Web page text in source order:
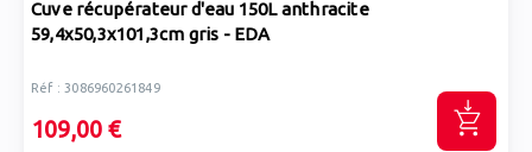
Cuve récupérateur d'eau 150L anthracite
59,4x50,3x101,3cm gris - EDA
Réf : 3086960261849
109,00 €